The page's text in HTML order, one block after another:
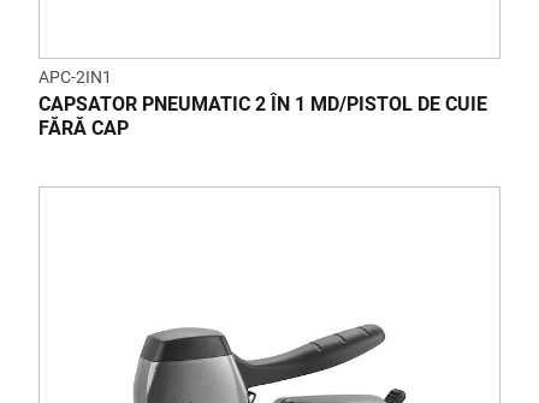
APC-2IN1
CAPSATOR PNEUMATIC 2 ÎN 1 MD/PISTOL DE CUIE
FĂRĂ CAP